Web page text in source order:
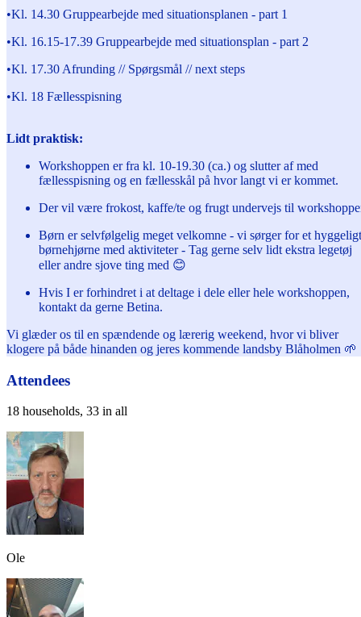
•Kl. 14.30 Gruppearbejde med situationsplanen - part 1
•Kl. 16.15-17.39 Gruppearbejde med situationsplan - part 2
•Kl. 17.30 Afrunding // Spørgsmål // next steps
•Kl. 18 Fællesspisning
Lidt praktisk:
Workshoppen er fra kl. 10-19.30 (ca.) og slutter af med
fællesspisning og en fællesskål på hvor langt vi er kommet.
Der vil være frokost, kaffe/te og frugt undervejs til
Børn er selvfølgelig meget velkomne - vi sørger for et hyggeligt
børnehjørne med aktiviteter - Tag gerne selv lidt ekstra legetøj
eller andre sjove ting med 😊
Hvis I er forhindret i at deltage i dele eller hele workshoppen,
kontakt da gerne Betina.
Vi glæder os til en spændende og lærerig weekend, hvor vi bliver
klogere på både hinanden og jeres kommende landsby Blåholmen 🌱
Attendees
18 households, 33 in all
Ole